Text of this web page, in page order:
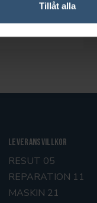
Tillåt alla
Leveransvillkor
RESUT 05
REPARATION 11
MASKIN 21